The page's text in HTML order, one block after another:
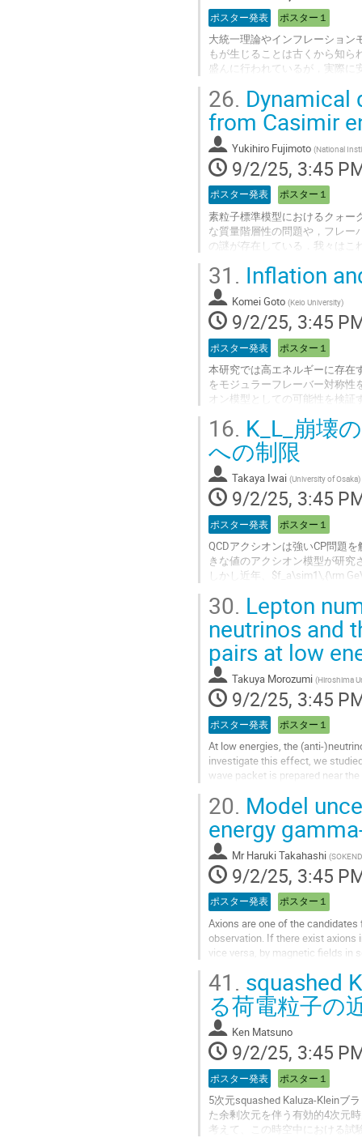
ポスター発表 ポスター１
大統一理論やインフレーション
もが生じることは古くから知
盛んに行われているが，実際
形成される2種類のひもについ
まい等を解析する．
Go
to
contribution
page
26. Dynamical
from Casimir
Yukihiro Fujimoto (National
9/2/25, 3:45
ポスター発表 ポスター１
素粒子標準模型におけるクォー
な質量階層性の問題や，フレー
の謎が存在している．我々は
重要な役割を果たす点状相互作
的な解決には至っていなかっ
される動的変数として取り扱っ
ギーの最小化から動的に解決で
Go
to
contribution
page
31. Inflation
Komei Goto (Keio University)
9/2/25, 3:45
ポスター発表 ポスター１
本研究では高エネルギーに存在
をモジュラーフレーバー対称
オン模型としての可能性を検証
Go
to
contribution
page
16. K_L_崩壊
への制限
Takaya Iwai (University of Osaka)
9/2/25, 3:45
ポスター発表 ポスター１
QCDアクシオンは強いCP問題
きな値のアクシオン模型が研究
しかし近年、$f_a\sim1\,{\rm
調べることで厳しい制限をつけ
Go
contribution
page
30. Lepton
neutrinos and
pairs at low
Takuya Morozumi (Hiroshima
9/2/25, 3:45
ポスター発表 ポスター１
At low energies, the (anti-
investigate this effect, we
wave packet is prepared near
Go
to
contribution
page
20. Model
energy
Mr Haruki Takahashi (
9/2/25, 3:45
ポスター発表 ポスター１
Axions are one of the
observation. If there exist axions
vice versa, by magnetic fields in
Go
to
contribution
page
41. squashed
る荷電粒子の
Ken Matsuno
9/2/25, 3:45
ポスター発表 ポスター１
5次元squashed Kaluza-Kleinブ
た余剰次元を伴う有効的4次元
考えて、この時空中における